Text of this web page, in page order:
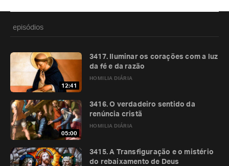
episódios
12:41
HOMILIA DIÁRIA
3417. Iluminar os corações com a luz
da fé e da razão
05:00
HOMILIA DIÁRIA
3416. O verdadeiro sentido da
renúncia cristã
3415. A Transfiguração e o mistério
do rebaixamento de Deus